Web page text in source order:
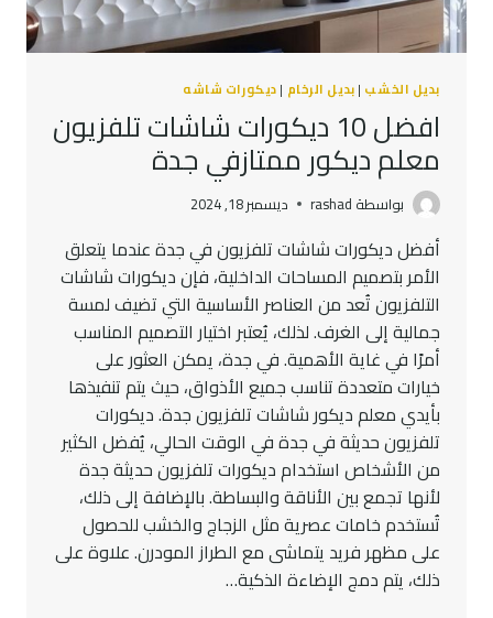
بديل الخشب |بديل الرخام |ديكورات شاشه
افضل 10 ديكورات شاشات تلفزيون
معلم ديكور ممتازفي جدة
بواسطة rashad ديسمبر 18, 2024
أفضل ديكورات شاشات تلفزيون في جدة عندما يتعلق
الأمر بتصميم المساحات الداخلية، فإن ديكورات شاشات
التلفزيون تُعد من العناصر الأساسية التي تضيف لمسة
جمالية إلى الغرف. لذلك، يُعتبر اختيار التصميم المناسب
أمرًا في غاية الأهمية. في جدة، يمكن العثور على
خيارات متعددة تناسب جميع الأذواق، حيث يتم تنفيذها
بأيدي معلم ديكور شاشات تلفزيون جدة. ديكورات
تلفزيون حديثة في جدة في الوقت الحالي، يُفضل الكثير
من الأشخاص استخدام ديكورات تلفزيون حديثة جدة
لأنها تجمع بين الأناقة والبساطة. بالإضافة إلى ذلك،
تُستخدم خامات عصرية مثل الزجاج والخشب للحصول
على مظهر فريد يتماشى مع الطراز المودرن. علاوة على
ذلك، يتم دمج الإضاءة الذكية…